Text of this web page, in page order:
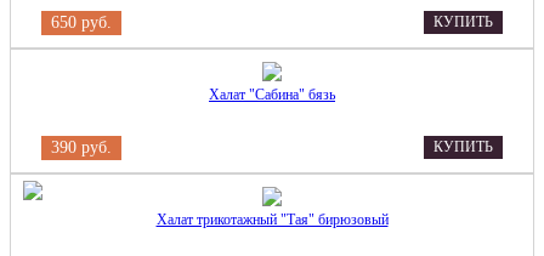
650 руб. КУПИТЬ
Халат "Сабина" бязь
390 руб. КУПИТЬ
Халат трикотажный "Тая" бирюзовый